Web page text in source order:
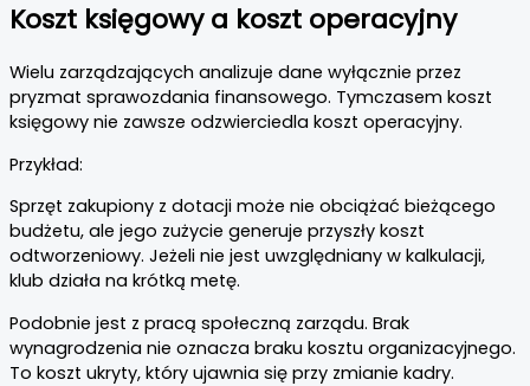
Koszt księgowy a koszt operacyjny
Wielu zarządzających analizuje dane wyłącznie przez
pryzmat sprawozdania finansowego. Tymczasem koszt
księgowy nie zawsze odzwierciedla koszt operacyjny.
Przykład:
Sprzęt zakupiony z dotacji może nie obciążać bieżącego
budżetu, ale jego zużycie generuje przyszły koszt
odtworzeniowy. Jeżeli nie jest uwzględniany w kalkulacji,
klub działa na krótką metę.
Podobnie jest z pracą społeczną zarządu. Brak
wynagrodzenia nie oznacza braku kosztu organizacyjnego.
To koszt ukryty, który ujawnia się przy zmianie kadry.